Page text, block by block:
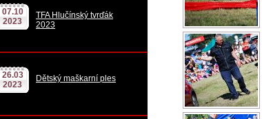
07.10
2023
TFA Hlučínský tvrďák
2023
26.03
2023
Dětský maškarní ples